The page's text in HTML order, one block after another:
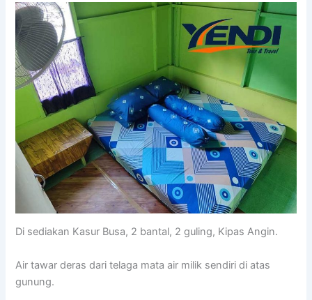
Di sediakan Kasur Busa, 2 bantal, 2 guling, Kipas Angin.
Air tawar deras dari telaga mata air milik sendiri di atas
gunung.